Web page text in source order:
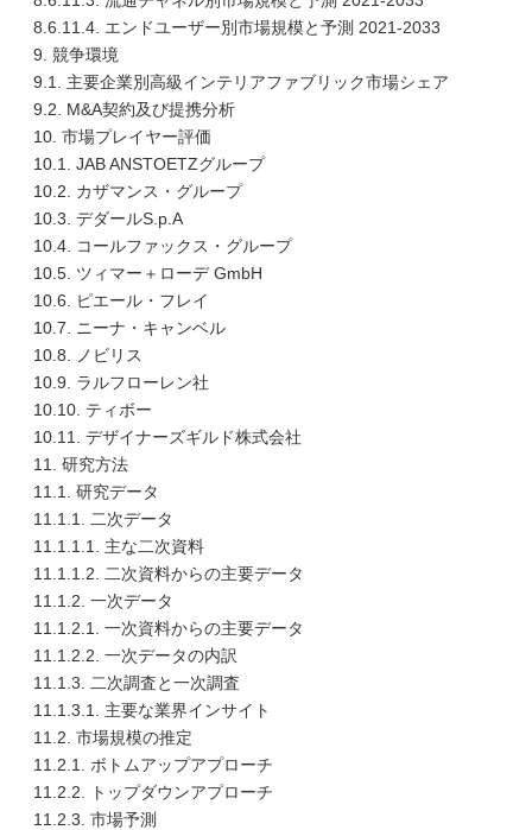
8.6.11.4. エンドユーザー別市場規模と予測 2021-2033
9. 競争環境
9.1. 主要企業別高級インテリアファブリック市場シェア
9.2. M&A契約及び提携分析
10. 市場プレイヤー評価
10.1. JAB ANSTOETZグループ
10.2. カザマンス・グループ
10.3. デダールS.p.A
10.4. コールファックス・グループ
10.5. ツィマー＋ローデ GmbH
10.6. ピエール・フレイ
10.7. ニーナ・キャンベル
10.8. ノビリス
10.9. ラルフローレン社
10.10. ティボー
10.11. デザイナーズギルド株式会社
11. 研究方法
11.1. 研究データ
11.1.1. 二次データ
11.1.1.1. 主な二次資料
11.1.1.2. 二次資料からの主要データ
11.1.2. 一次データ
11.1.2.1. 一次資料からの主要データ
11.1.2.2. 一次データの内訳
11.1.3. 二次調査と一次調査
11.1.3.1. 主要な業界インサイト
11.2. 市場規模の推定
11.2.1. ボトムアップアプローチ
11.2.2. トップダウンアプローチ
11.2.3. 市場予測